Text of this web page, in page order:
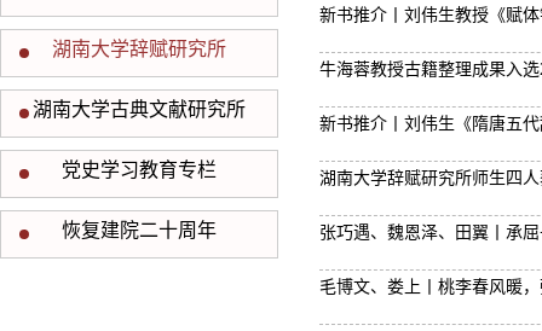
湖南大学辞赋研究所
湖南大学古典文献研究所
党史学习教育专栏
恢复建院二十周年
新书推介丨刘伟生教授《赋
牛海蓉教授古籍整理成果入
新书推介丨刘伟生《隋唐五
湖南大学辞赋研究所师生四
张巧遇、魏恩泽、田翼丨承
毛博文、娄上丨桃李春风暖